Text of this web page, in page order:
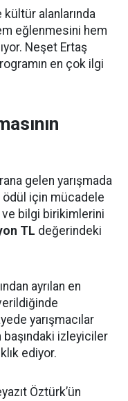
alanlarında
eğlenmesini hem
Neşet Ertaş
en çok ilgi
gelen yarışmada
ödül için mücadele
ve bilgi birikimlerini
TL değerindeki
ayrılan en
yarışmacılar
başındaki izleyiciler
ediyor.
Öztürk’ün